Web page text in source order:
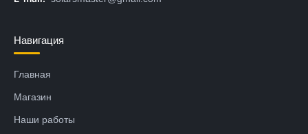
Навигация
Главная
Магазин
Наши работы